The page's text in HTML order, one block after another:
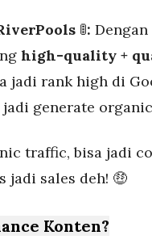
🚦:
high-quality +
jadi rank high di
jadi generate
traffic, bisa jadi
jadi sales deh! 🤑
Konten?